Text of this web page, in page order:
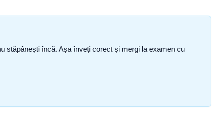
stăpânești încă. Așa înveți corect și mergi la examen cu